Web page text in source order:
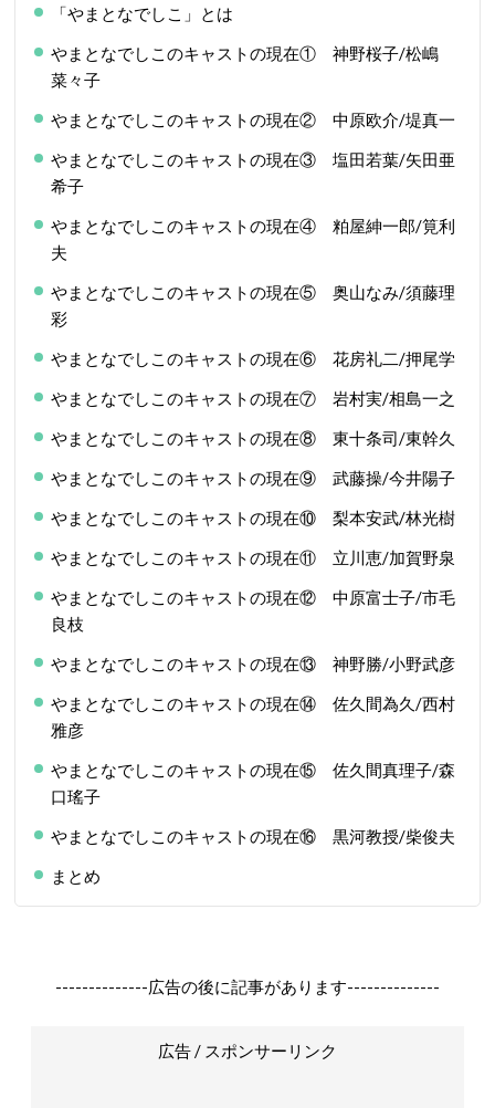
「やまとなでしこ」とは
やまとなでしこのキャストの現在① 神野桜子/松嶋
菜々子
やまとなでしこのキャストの現在② 中原欧介/堤真一
やまとなでしこのキャストの現在③ 塩田若葉/矢田亜
希子
やまとなでしこのキャストの現在④ 粕屋紳一郎/筧利
夫
やまとなでしこのキャストの現在⑤ 奥山なみ/須藤理
彩
やまとなでしこのキャストの現在⑥ 花房礼二/押尾学
やまとなでしこのキャストの現在⑦ 岩村実/相島一之
やまとなでしこのキャストの現在⑧ 東十条司/東幹久
やまとなでしこのキャストの現在⑨ 武藤操/今井陽子
やまとなでしこのキャストの現在⑩ 梨本安武/林光樹
やまとなでしこのキャストの現在⑪ 立川恵/加賀野泉
やまとなでしこのキャストの現在⑫ 中原富士子/市毛
良枝
やまとなでしこのキャストの現在⑬ 神野勝/小野武彦
やまとなでしこのキャストの現在⑭ 佐久間為久/西村
雅彦
やまとなでしこのキャストの現在⑮ 佐久間真理子/森
口瑤子
やまとなでしこのキャストの現在⑯ 黒河教授/柴俊夫
まとめ
--------------広告の後に記事があります--------------
広告 / スポンサーリンク